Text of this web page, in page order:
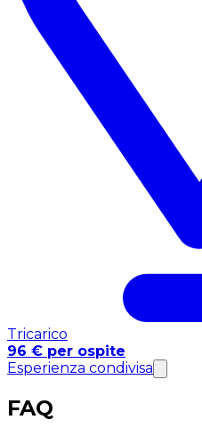
Tricarico
96 € per ospite
Esperienza condivisa
FAQ